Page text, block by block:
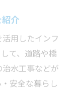
紹介
用したインフ
て、道路や橋
水工事などが
安全な暮らし